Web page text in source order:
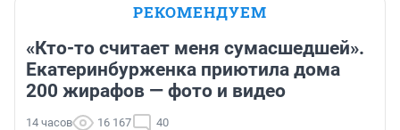
РЕКОМЕНДУЕМ
«Кто-то считает меня сумасшедшей».
Екатеринбурженка приютила дома
200 жирафов — фото и видео
14 часов 16 167 40